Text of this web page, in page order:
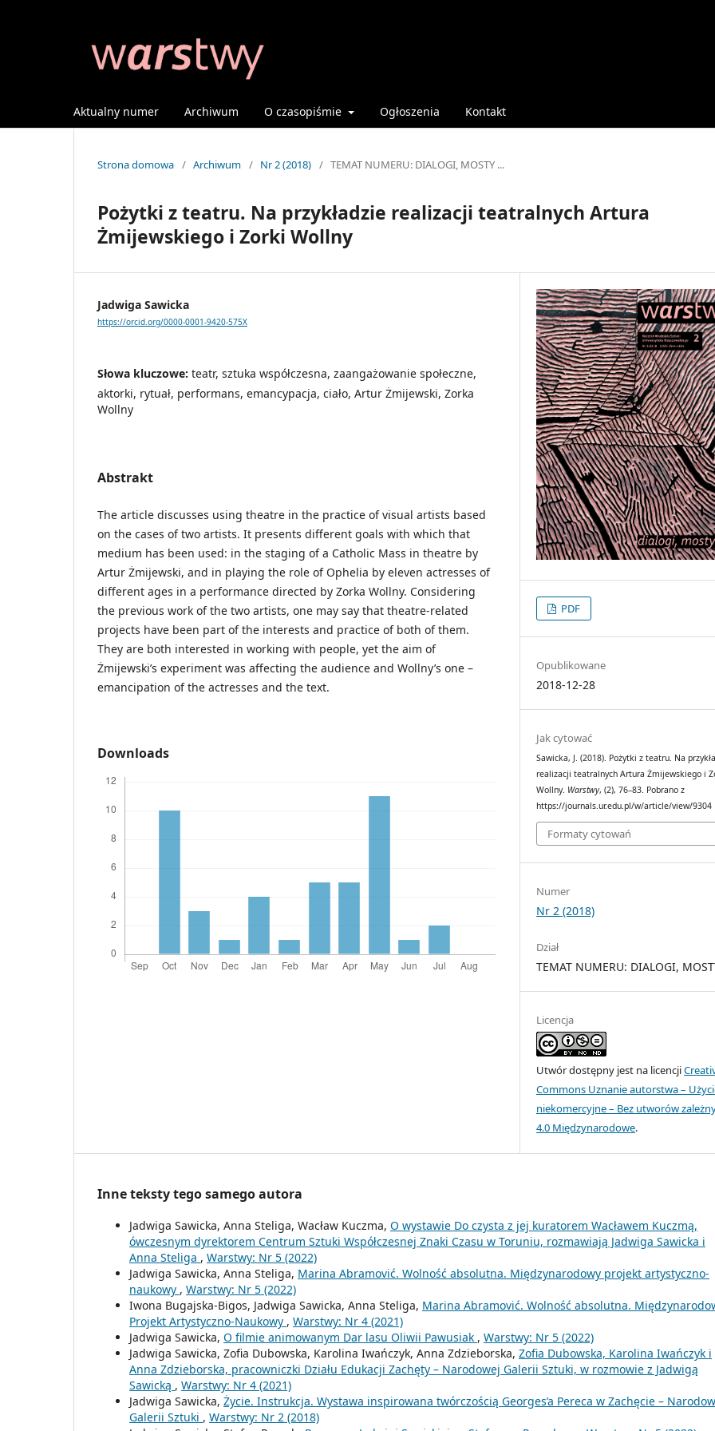
Aktualny numer Archiwum O czasopiśmie Ogłoszenia Kontakt
Strona domowa / Archiwum / Nr 2 (2018) / TEMAT NUMERU: DIALOGI, MOSTY ...
Pożytki z teatru. Na przykładzie realizacji teatralnych Artura
Żmijewskiego i Zorki Wollny
Jadwiga Sawicka
https://orcid.org/0000-0001-9420-575X
Słowa kluczowe: teatr, sztuka współczesna, zaangażowanie społeczne,
aktorki, rytuał, performans, emancypacja, ciało, Artur Żmijewski, Zorka
Wollny
Abstrakt
The article discusses using theatre in the practice of visual artists based
on the cases of two artists. It presents different goals with which that
medium has been used: in the staging of a Catholic Mass in theatre by
Artur Żmijewski, and in playing the role of Ophelia by eleven actresses of
different ages in a performance directed by Zorka Wollny. Considering
the previous work of the two artists, one may say that theatre-related
projects have been part of the interests and practice of both of them.
They are both interested in working with people, yet the aim of
Żmijewski’s experiment was affecting the audience and Wollny’s one –
emancipation of the actresses and the text.
Downloads
PDF
Opublikowane
2018-12-28
Jak cytować
Sawicka, J. (2018). Pożytki z teatru. Na
realizacji teatralnych Artura Żmijewskiego i
Wollny. Warstwy, (2), 76–83. Pobrano z
https://journals.ur.edu.pl/w/article/view/9304
Formaty cytowań
Numer
Nr 2 (2018)
Dział
TEMAT NUMERU: DIALOGI,
Licencja
Utwór dostępny jest na licencji
Commons Uznanie autorstwa –
niekomercyjne – Bez utworów
4.0 Międzynarodowe.
Inne teksty tego samego autora
Jadwiga Sawicka, Anna Steliga, Wacław Kuczma, O wystawie Do czysta z jej kuratorem Wacławem Kuczmą,
ówczesnym dyrektorem Centrum Sztuki Współczesnej Znaki Czasu w Toruniu, rozmawiają Jadwiga Sawicka i
Anna Steliga , Warstwy: Nr 5 (2022)
Jadwiga Sawicka, Anna Steliga, Marina Abramović. Wolność absolutna. Międzynarodowy projekt artystyczno-
naukowy , Warstwy: Nr 5 (2022)
Iwona Bugajska-Bigos, Jadwiga Sawicka, Anna Steliga, Marina Abramović. Wolność absolutna.
Projekt Artystyczno-Naukowy , Warstwy: Nr 4 (2021)
Jadwiga Sawicka, O filmie animowanym Dar lasu Oliwii Pawusiak , Warstwy: Nr 5 (2022)
Jadwiga Sawicka, Zofia Dubowska, Karolina Iwańczyk, Anna Zdzieborska, Zofia Dubowska, Karolina Iwańczyk i
Anna Zdzieborska, pracowniczki Działu Edukacji Zachęty – Narodowej Galerii Sztuki, w rozmowie z Jadwigą
Sawicką , Warstwy: Nr 4 (2021)
Jadwiga Sawicka, Życie. Instrukcja. Wystawa inspirowana twórczością Georges’a Pereca w Zachęcie –
Galerii Sztuki , Warstwy: Nr 2 (2018)